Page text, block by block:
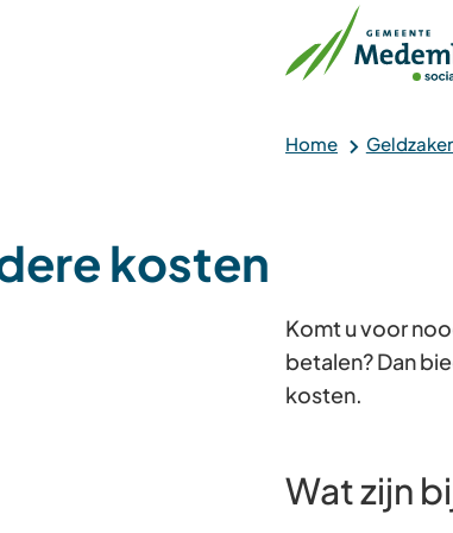
Home
kosten
Komt u voor
betalen? Dan
kosten.
Wat zijn